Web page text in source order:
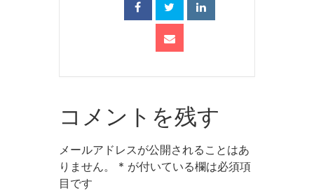
コメントを残す
メールアドレスが公開されることはあ
りません。
* が付いている欄は必須項
目です